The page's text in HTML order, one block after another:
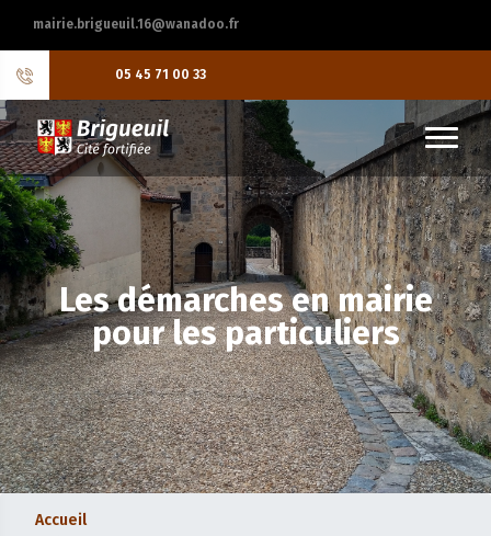
mairie.brigueuil.16@wanadoo.fr
05 45 71 00 33
Les démarches en mairie
pour les particuliers
Accueil